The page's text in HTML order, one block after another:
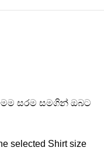
සරම සමගින් ඔබට
selected Shirt size